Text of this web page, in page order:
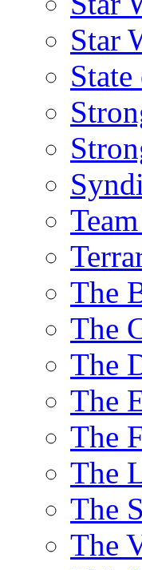
Star
The
The
The
The
The
The
The
The